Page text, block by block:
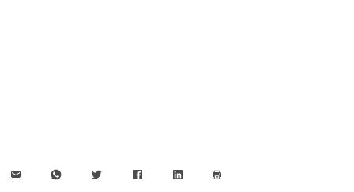
WhatsAppTwitter FacebookLinkedIn